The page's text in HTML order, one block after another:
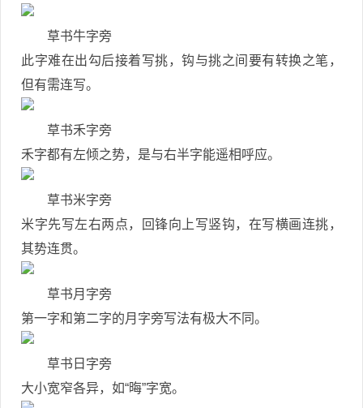
草书牛字旁
此字难在出勾后接着写挑，钩与挑之间要有转换之笔，
但有需连写。
草书禾字旁
禾字都有左倾之势，是与右半字能遥相呼应。
草书米字旁
米字先写左右两点，回锋向上写竖钩，在写横画连挑，
其势连贯。
草书月字旁
第一字和第二字的月字旁写法有极大不同。
草书日字旁
大小宽窄各异，如“晦”字宽。